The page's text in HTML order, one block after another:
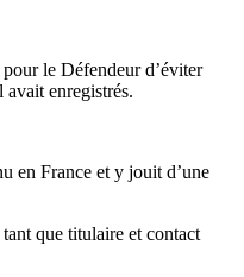
le Défendeur d’éviter
avait enregistrés.
en France et y jouit d’une
que titulaire et contact